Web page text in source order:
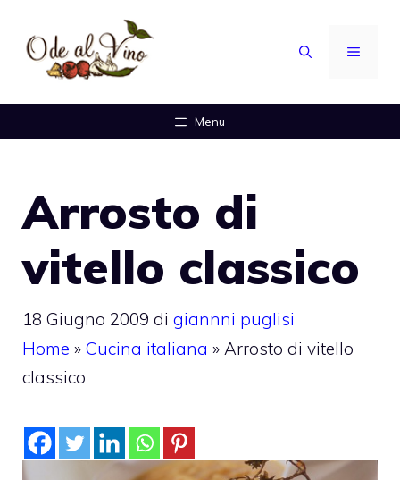
contenuto
MENU
Menu
Arrosto di
vitello classico
18 Giugno 2009 di giannni puglisi
Home » Cucina italiana » Arrosto di vitello
classico